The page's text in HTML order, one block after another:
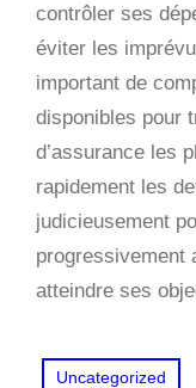
contrôler ses
éviter les
important de
disponibles pour
d’assurance les
rapidement les
judicieusement
progressivement
atteindre ses
Uncategorized